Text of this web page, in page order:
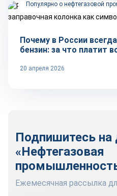
Популярно о нефтегазовой
Почему в России
бензин: за что платит
20 апреля 2026
Подпишитесь
«Нефтегазовая
Ежемесячная рассылка